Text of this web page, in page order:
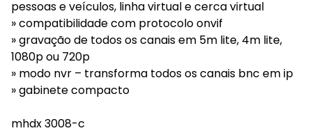
pessoas e veículos, linha virtual e cerca virtual
» compatibilidade com protocolo onvif
» gravação de todos os canais em 5m lite, 4m lite,
1080p ou 720p
» modo nvr – transforma todos os canais bnc em ip
» gabinete compacto
mhdx 3008-c